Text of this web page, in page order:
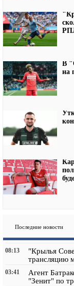
В
на
Последние новости
08:13
"Крылья
трансляцию
03:41
Агент
"Зенит" по